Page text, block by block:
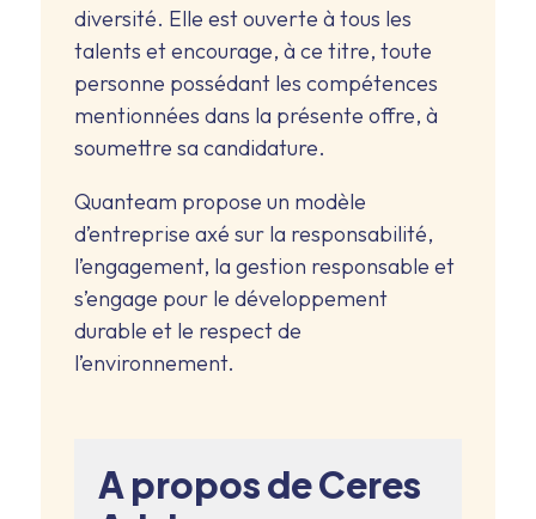
diversité. Elle est ouverte à tous les
talents et encourage, à ce titre, toute
personne possédant les compétences
mentionnées dans la présente offre, à
soumettre sa candidature.
Quanteam propose un modèle
d’entreprise axé sur la responsabilité,
l’engagement, la gestion responsable et
s’engage pour le développement
durable et le respect de
l’environnement.
A propos de Ceres